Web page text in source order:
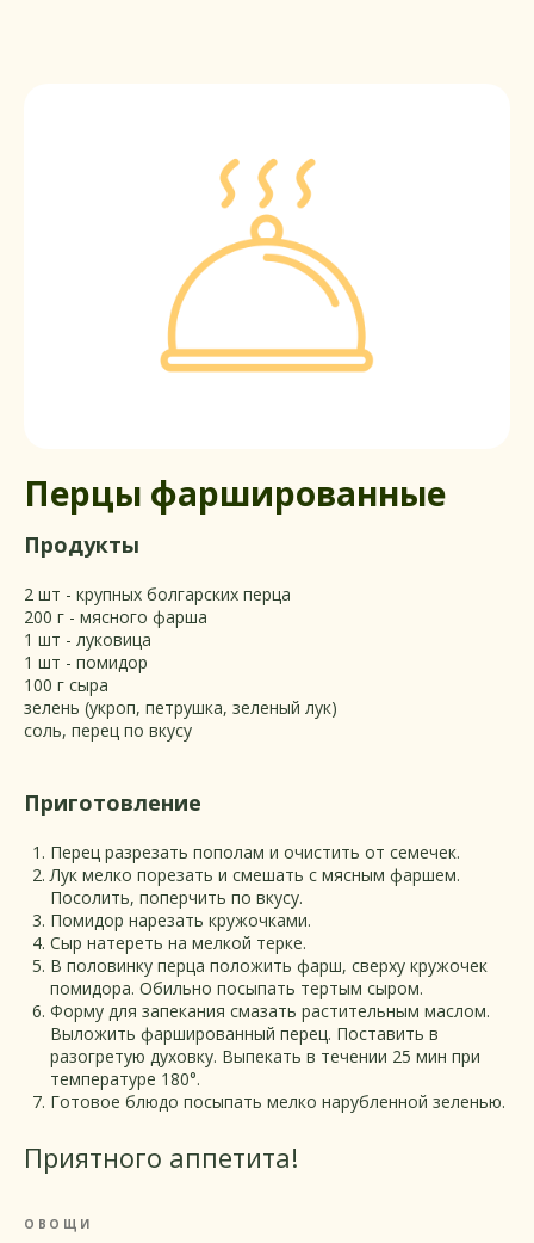
Перцы фаршированные
Продукты
2 шт - крупных болгарских перца
200 г - мясного фарша
1 шт - луковица
1 шт - помидор
100 г сыра
зелень (укроп, петрушка, зеленый лук)
соль, перец по вкусу
Приготовление
Перец разрезать пополам и очистить от семечек.
Лук мелко порезать и смешать с мясным фаршем.
Посолить, поперчить по вкусу.
Помидор нарезать кружочками.
Сыр натереть на мелкой терке.
В половинку перца положить фарш, сверху кружочек
помидора. Обильно посыпать тертым сыром.
Форму для запекания смазать растительным маслом.
Выложить фаршированный перец. Поставить в
разогретую духовку. Выпекать в течении 25 мин при
температуре 180°.
Готовое блюдо посыпать мелко нарубленной зеленью.
Приятного аппетита!
ОВОЩИ